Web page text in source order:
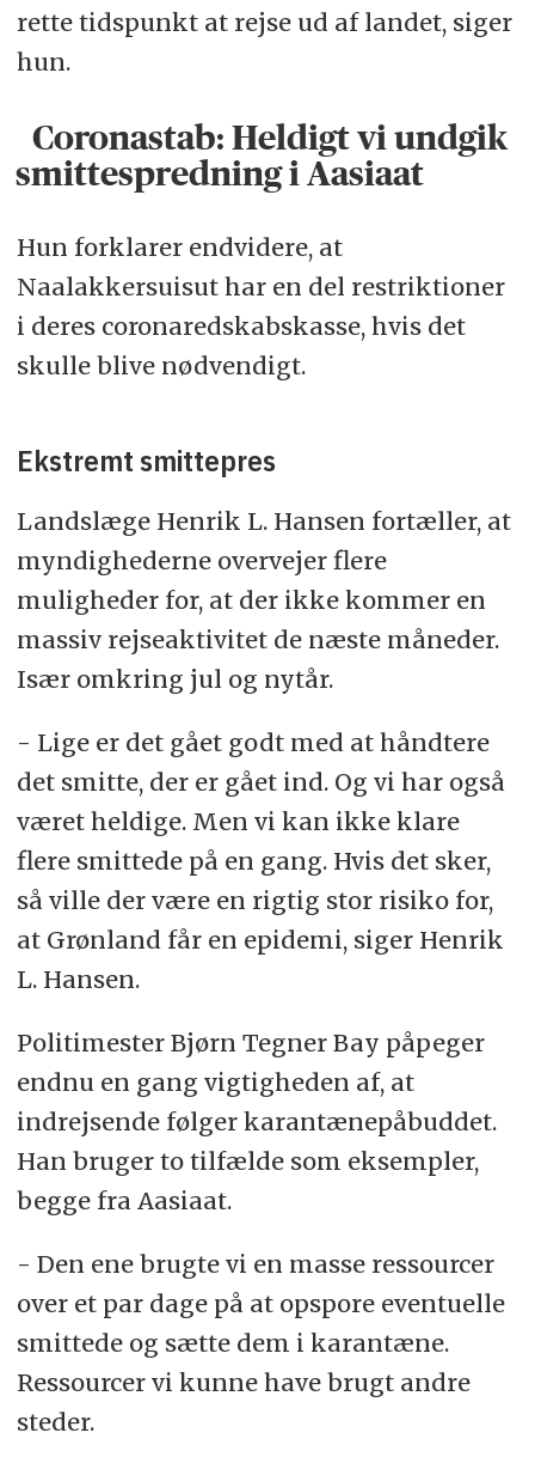
rette tidspunkt at rejse ud af landet, siger
hun.
Coronastab: Heldigt vi undgik
smittespredning i Aasiaat
Hun forklarer endvidere, at
Naalakkersuisut har en del restriktioner
i deres coronaredskabskasse, hvis det
skulle blive nødvendigt.
Ekstremt smittepres
Landslæge Henrik L. Hansen fortæller, at
myndighederne overvejer flere
muligheder for, at der ikke kommer en
massiv rejseaktivitet de næste måneder.
Især omkring jul og nytår.
- Lige er det gået godt med at håndtere
det smitte, der er gået ind. Og vi har også
været heldige. Men vi kan ikke klare
flere smittede på en gang. Hvis det sker,
så ville der være en rigtig stor risiko for,
at Grønland får en epidemi, siger Henrik
L. Hansen.
Politimester Bjørn Tegner Bay påpeger
endnu en gang vigtigheden af, at
indrejsende følger karantænepåbuddet.
Han bruger to tilfælde som eksempler,
begge fra Aasiaat.
- Den ene brugte vi en masse ressourcer
over et par dage på at opspore eventuelle
smittede og sætte dem i karantæne.
Ressourcer vi kunne have brugt andre
steder.